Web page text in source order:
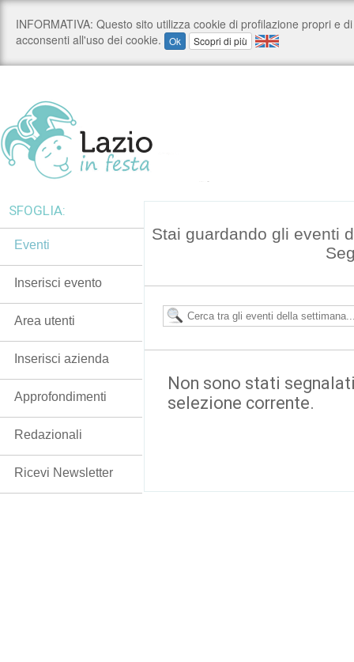
Stai guardando gli eventi
Non sono stati
selezione corrente.
SFOGLIA:
Eventi
Inserisci evento
Area utenti
Inserisci azienda
Approfondimenti
Redazionali
Ricevi Newsletter